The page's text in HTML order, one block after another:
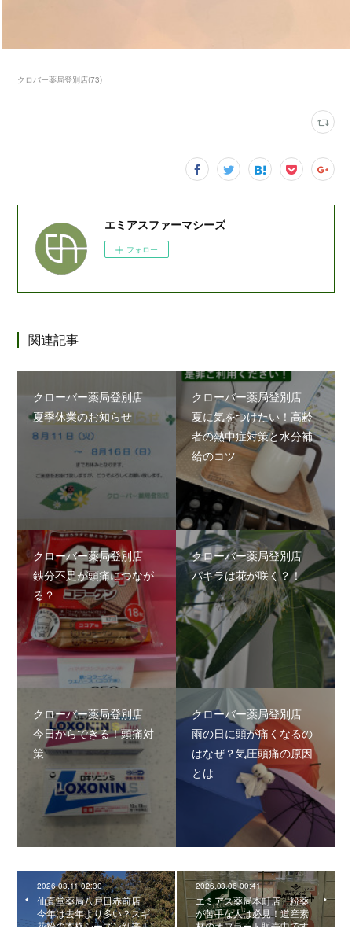
クロバー薬局登別店(73)
エミアスファーマシーズ
フォロー
関連記事
クローバー薬局登別店
夏季休業のお知らせ
クローバー薬局登別店
夏に気をつけたい！高齢
者の熱中症対策と水分補
給のコツ
クローバー薬局登別店
鉄分不足が頭痛につなが
る？
クローバー薬局登別店
パキラは花が咲く？！
クローバー薬局登別店
今日からできる！頭痛対
策
クローバー薬局登別店
雨の日に頭が痛くなるの
はなぜ？気圧頭痛の原因
とは
2026.03.11 02:30
仙真堂薬局八戸日赤前店
今年は去年より多い？スギ
花粉の本格シーズン到来！
2026.03.06 00:41
エミアス薬局本町店 粉薬
が苦手な人は必見！道産素
材のオブラート販売中です